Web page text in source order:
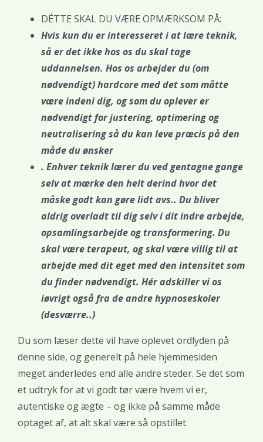
DÉTTE SKAL DU VÆRE OPMÆRKSOM PÅ:
Hvis kun du er interesseret i at lære teknik,
så er det ikke hos os du skal tage
uddannelsen. Hos os arbejder du (om
nødvendigt) hardcore med det som måtte
være indeni dig, og som du oplever er
nødvendigt for justering, optimering og
neutralisering så du kan leve præcis på den
måde du ønsker
. Enhver teknik lærer du ved gentagne gange
selv at mærke den helt derind hvor det
måske godt kan gøre lidt avs.. Du bliver
aldrig overladt til dig selv i dit indre arbejde,
opsamlingsarbejde og transformering. Du
skal være terapeut, og skal være villig til at
arbejde med dit eget med den intensitet som
du finder nødvendigt. Hér adskiller vi os
iøvrigt også fra de andre hypnoseskoler
(desværre..)
Du som læser dette vil have oplevet ordlyden på
denne side, og generelt på hele hjemmesiden
meget anderledes end alle andre steder. Se det som
et udtryk for at vi godt tør være hvem vi er,
autentiske og ægte – og ikke på samme måde
optaget af, at alt skal være så opstillet.